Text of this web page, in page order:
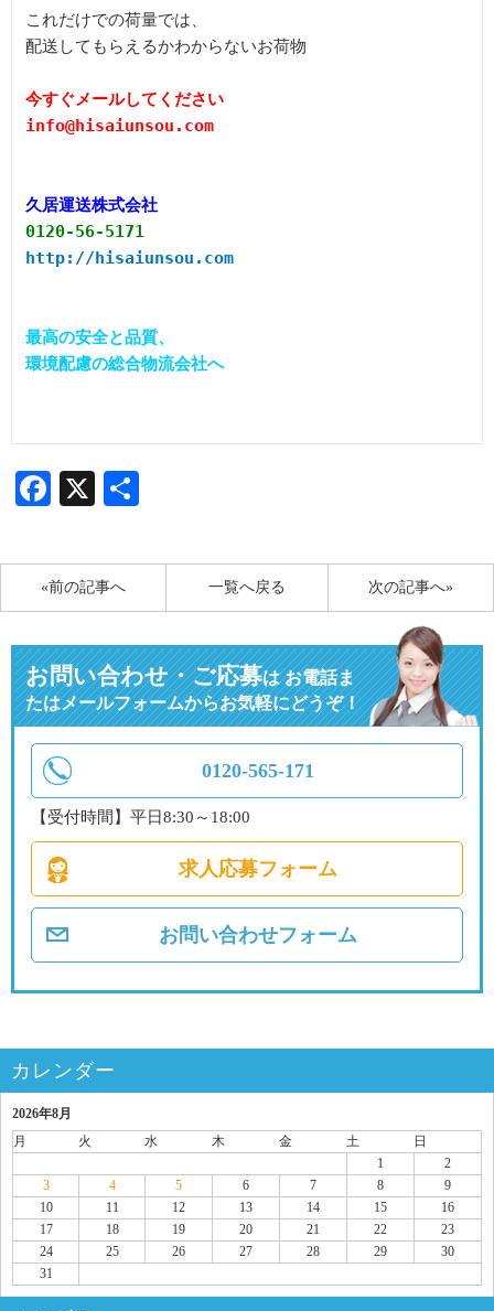
これだけでの荷量では、
配送してもらえるかわからないお荷物
今すぐメールしてください
info@hisaiunsou.com
久居運送株式会社
0120-56-5171
http://hisaiunsou.com
最高の安全と品質、
環境配慮の総合物流会社へ
Facebook
X
«前の記事へ 次の記事へ»
一覧へ戻る
お問い合わせ・ご応募はお電話ま
たはメールフォームからお気軽にどうぞ！
0120-565-171
【受付時間】平日8:30～18:00
求人応募フォーム
お問い合わせフォーム
カレンダー
2026年8月
月
火 水 木 金 土
日
1
2
3
4 5 6 7 8
9
10
11 12 13 14 15
16
17
18 19 20 21 22
23
24
25 26 27 28 29
30
31